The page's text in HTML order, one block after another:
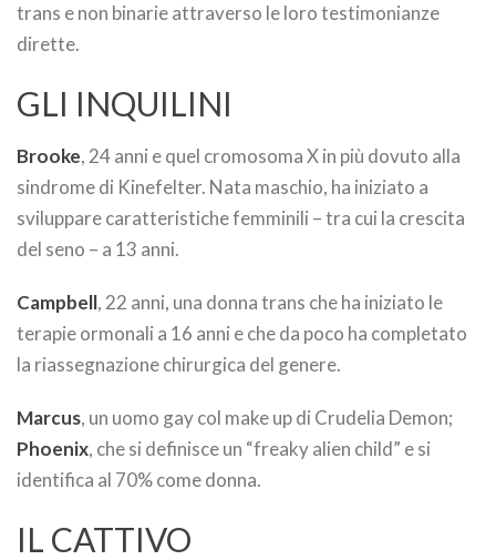
trans e non binarie attraverso le loro testimonianze
dirette.
GLI INQUILINI
Brooke, 24 anni e quel cromosoma X in più dovuto alla
sindrome di Kinefelter. Nata maschio, ha iniziato a
sviluppare caratteristiche femminili – tra cui la crescita
del seno – a 13 anni.
Campbell, 22 anni, una donna trans che ha iniziato le
terapie ormonali a 16 anni e che da poco ha completato
la riassegnazione chirurgica del genere.
Marcus, un uomo gay col make up di Crudelia Demon;
Phoenix, che si definisce un “freaky alien child” e si
identifica al 70% come donna.
IL CATTIVO